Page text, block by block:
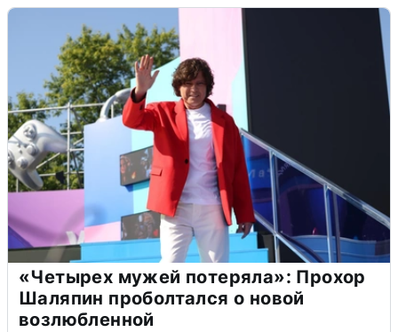
«Четырех мужей потеряла»: Прохор
Шаляпин проболтался о новой
возлюбленной